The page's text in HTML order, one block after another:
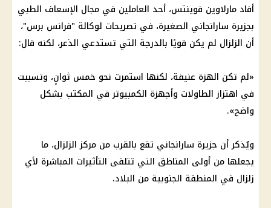
أفاد مارلاوين فوينتس، أحد العاملين في مجال الإسعاف الطبي
بجزيرة سارانجاني الصغيرة، في تصريحات لوكالة "فرانس برس"،
أن الزلزال لم يكن قويًا بالدرجة التي تستدعي الذعر، لكنه قال:
«لم تكن الهزة عنيفة، لكنها استمرت نحو خمس ثوانٍ، وتسببت
في اهتزاز الطاولات وأجهزة الكمبيوتر في المكتب بشكل
واضح».
ويُذكر أن جزيرة سارانجاني تقع بالقرب من مركز الزلزال، ما
يجعلها من أولى المناطق التي تتلقى التأثيرات المباشرة لأي
زلزال في المنطقة الجنوبية من البلاد.